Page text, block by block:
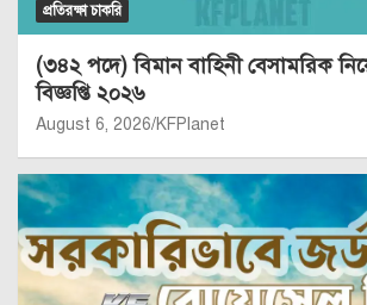
প্রতিরক্ষা চাকরি
(৩৪২ পদে) বিমান বাহিনী বেসামরিক
বিজ্ঞপ্তি ২০২৬
August 6, 2026 KFPlanet